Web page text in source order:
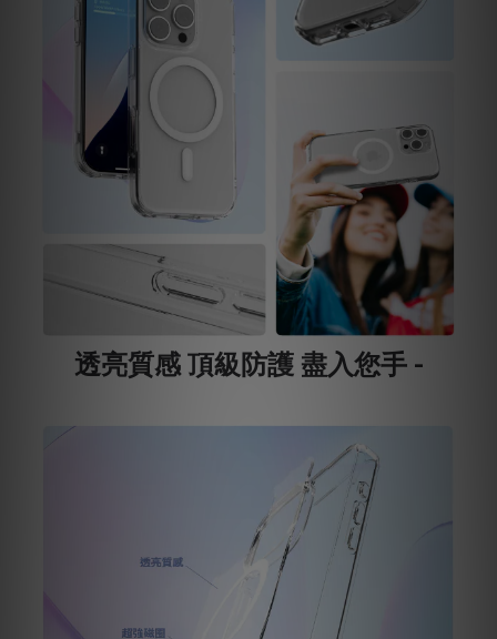
透亮質感 頂級防護 盡入您手 -